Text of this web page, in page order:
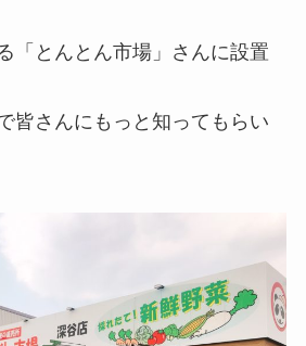
「とんとん市場」さんに設置
皆さんにもっと知ってもらい